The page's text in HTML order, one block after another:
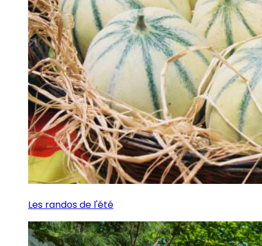
Les randos de l'été